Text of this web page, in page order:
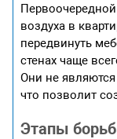
воздуха в
передвинуть
стенах чаще
Они не
что позволит
Этапы